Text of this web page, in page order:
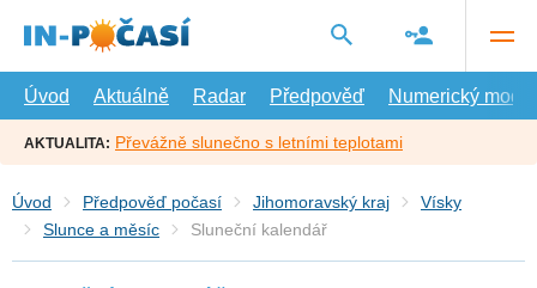
hlavní
Úvod
Aktuálně Radar Předpověď Numerický model
AKTUALITA: Převážně slunečno s letními teplotami
Úvod Předpověď počasí Jihomoravský kraj
Vísky
Slunce a měsíc
Sluneční kalendář